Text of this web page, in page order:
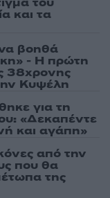
και τα
βοηθά
- Η πρώτη
38χρονης
Κυψέλη
για τη
«Δεκαπέντε
και αγάπη»
από την
που θα
της